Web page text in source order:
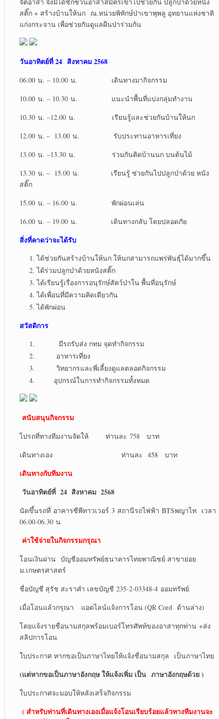
สติ๊ก + สร้างบ้านให้นก ณ.หน่วยพิทักษ์ป่าเขาพุพลู อุทยานแห่งชาติ
แก่งกระจาน เพื่อช่วยกันดูแลผืนป่าร่วมกัน
วันอาทิตย์ที่ 24 สิงหาคม 2568
06.00 น. – 10.00 น. เดินทางมากิจกรรม
10.00 น. – 10.30 น. แนะนำพื้นที่แบ่งกลุ่มทำงาน
10.30 น. –12.00 น. เรียนรู้และช่วยกันบ้านให้นก
12.00 น. – 13.00 น. รับประทานอาหารเที่ยง
13.00 น. –13.30 น. ร่วมกันติดบ้านนก บนต้นไม้
13.30 น. – 15.00 น. เรียนรู้ ช่วยกันไปปลูกป่าด้วย หนัง
สติ๊ก
15.00 น. – 16.00 น. พักผ่อนเล่น
16.00 น. – 19.00 น. เดินทางกลับ โดยปลอดภัย
สิ่งที่คาดว่าจะได้รับ
ได้ช่วยกันสร้างบ้านให้นก ให้นกสามารถแพร่พันธุ์ได้มากขึ้น
ได้ร่วมปลูกป่าด้วยหนังสติ๊ก
ได้เรียนรู้เรื่องการอนุรักษ์สัตว์ป่าใน พื้นที่อนุรักษ์
ได้เพื่อนที่มีความคิดเดียวกัน
ได้พักผ่อน
สวัสดิการ
มีรถรับส่ง กทม จุดทำกิจกรรม
อาหารเที่ยง
วิทยากรและพี่เลี้ยงดูแลตลอดกิจกรรม
อุปกรณ์ในการทำกิจกรรมทั้งหมด
สนับสนุนกิจกรรม
ไปรถที่ทางทีมงานจัดให้ ท่านละ 758 บาท
เดินทางเอง ท่านละ 458 บาท
เดินทางกับทีมงาน
วันอาทิตย์ที่ 24 สิงหาคม 2568
นัดขึ้นรถที่ อาคารซีพีทาวเวอร์ 3 สถานีรถไฟฟ้า BTSพญาไท เวลา
06.00-06.30 น
ค่าใช้จ่ายในกิจกรรมกรุณา
โอนเงินผ่าน บัญชีออมทรัพย์ธนาคารไทยพาณิชย์ สาขาย่อย
ม.เกษตรศาสตร์
ชื่อบัญชี สุรัช สะราคำ เลขบัญชี 235-2-03348-4 ออมทรัพย์
เมื่อโอนแล้วกรุณา แอดไลน์แจ้งการโอน (QR Cord ด้านล่าง)
โดยแจ้งรายชื่อนามสกุลพร้อมเบอร์โทรศัพท์ของอาสาทุกท่าน +ส่ง
สลิปการโอน
ใบประกาศ หากขอเป็นภาษาไทยให้แจ้งชื่อนามสกุล เป็นภาษาไทย
(แต่หากขอเป็นภาษาอังกฤษ ให้แจ้งเพิ่ม เป็นภาษาอังกฤษด้วย )
ใบประกาศจะมอบให้หลังเสร็จกิจกรรม
( สำหรับท่านที่เดินทางเองเมื่อแจ้งโอนเรียบร้อยแล้วทางทีมงานจะ